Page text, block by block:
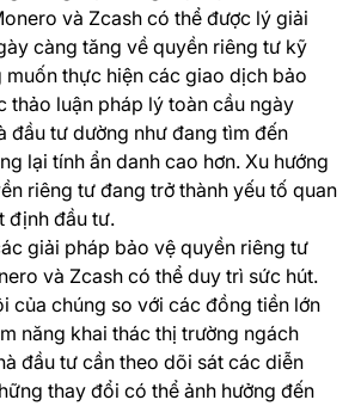
và Zcash có thể được lý giải
càng tăng về quyền riêng tư kỹ
muốn thực hiện các giao dịch bảo
thảo luận pháp lý toàn cầu ngày
đầu tư dường như đang tìm đến
lại tính ẩn danh cao hơn. Xu hướng
riêng tư đang trở thành yếu tố quan
định đầu tư.
giải pháp bảo vệ quyền riêng tư
và Zcash có thể duy trì sức hút.
của chúng so với các đồng tiền lớn
năng khai thác thị trường ngách
đầu tư cần theo dõi sát các diễn
thay đổi có thể ảnh hưởng đến